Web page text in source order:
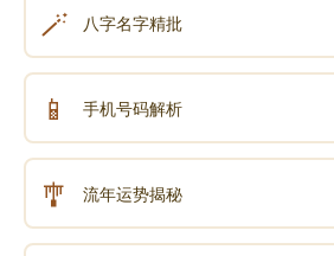
🪄 八字名字精批
📱 手机号码解析
🎐 流年运势揭秘